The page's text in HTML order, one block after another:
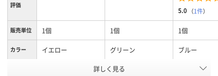
評価
5.0 （1件）
販売単位 1個 1個 1個
カラー イエロー グリーン ブルー
9327816 9345860
詳しく見る